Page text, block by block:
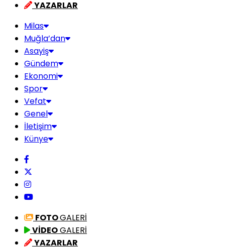
YAZARLAR
Milas
Muğla’dan
Asayiş
Gündem
Ekonomi
Spor
Vefat
Genel
İletişim
Künye
FOTOGALERİ
VİDEOGALERİ
YAZARLAR